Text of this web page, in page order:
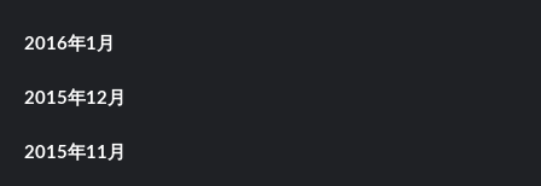
2016年1月
2015年12月
2015年11月